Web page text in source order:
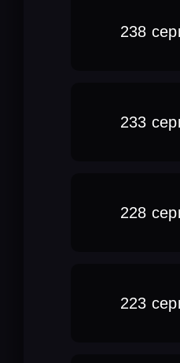
238
233
228
223